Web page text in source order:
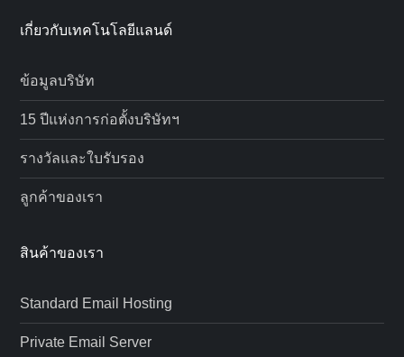
เกี่ยวกับเทคโนโลยีแลนด์
ข้อมูลบริษัท
15 ปีแห่งการก่อตั้งบริษัทฯ
รางวัลและใบรับรอง
ลูกค้าของเรา
สินค้าของเรา
Standard Email Hosting
Private Email Server